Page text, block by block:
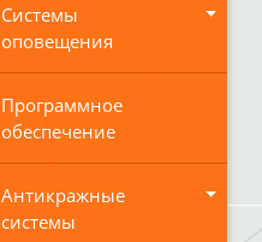
Системы
оповещения
Программное
обеспечение
Антикражные
системы